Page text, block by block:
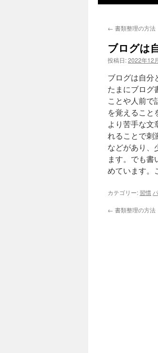
← 書類整理の方法
ブログは
投稿日:2022年12
ブログは自分
たまにブログ
ことや人前で
を覚えること
より苦手な文
れることで刺
などがあり、
ます。でも書
めています。
カテゴリー:習慣
← 書類整理の方法